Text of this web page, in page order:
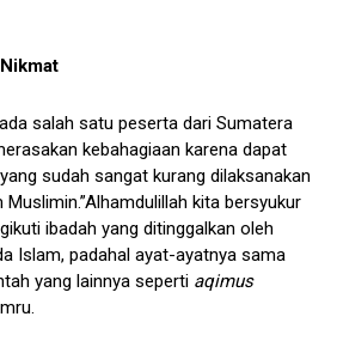
salah satu peserta dari Sumatera
kebahagiaan karena dapat
sudah sangat kurang dilaksanakan
kita bersyukur
ibadah yang ditinggalkan oleh
Islam, padahal ayat-ayatnya sama
yang lainnya seperti aqimus